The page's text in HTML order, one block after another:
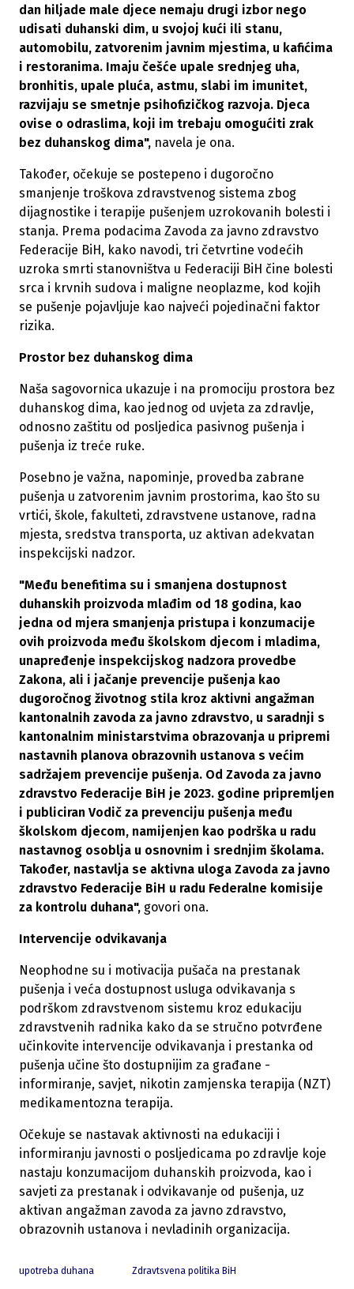
dan hiljade male djece nemaju drugi izbor nego
udisati duhanski dim, u svojoj kući ili stanu,
automobilu, zatvorenim javnim mjestima, u kafićima
i restoranima. Imaju češće upale srednjeg uha,
bronhitis, upale pluća, astmu, slabi im imunitet,
razvijaju se smetnje psihofizičkog razvoja. Djeca
ovise o odraslima, koji im trebaju omogućiti zrak
bez duhanskog dima", navela je ona.
Također, očekuje se postepeno i dugoročno
smanjenje troškova zdravstvenog sistema zbog
dijagnostike i terapije pušenjem uzrokovanih bolesti i
stanja. Prema podacima Zavoda za javno zdravstvo
Federacije BiH, kako navodi, tri četvrtine vodećih
uzroka smrti stanovništva u Federaciji BiH čine bolesti
srca i krvnih sudova i maligne neoplazme, kod kojih
se pušenje pojavljuje kao najveći pojedinačni faktor
rizika.
Prostor bez duhanskog dima
Naša sagovornica ukazuje i na promociju prostora bez
duhanskog dima, kao jednog od uvjeta za zdravlje,
odnosno zaštitu od posljedica pasivnog pušenja i
pušenja iz treće ruke.
Posebno je važna, napominje, provedba zabrane
pušenja u zatvorenim javnim prostorima, kao što su
vrtići, škole, fakulteti, zdravstvene ustanove, radna
mjesta, sredstva transporta, uz aktivan adekvatan
inspekcijski nadzor.
"Među benefitima su i smanjena dostupnost
duhanskih proizvoda mlađim od 18 godina, kao
jedna od mjera smanjenja pristupa i konzumacije
ovih proizvoda među školskom djecom i mladima,
unapređenje inspekcijskog nadzora provedbe
Zakona, ali i jačanje prevencije pušenja kao
dugoročnog životnog stila kroz aktivni angažman
kantonalnih zavoda za javno zdravstvo, u saradnji s
kantonalnim ministarstvima obrazovanja u pripremi
nastavnih planova obrazovnih ustanova s većim
sadržajem prevencije pušenja. Od Zavoda za javno
zdravstvo Federacije BiH je 2023. godine pripremljen
i publiciran Vodič za prevenciju pušenja među
školskom djecom, namijenjen kao podrška u radu
nastavnog osoblja u osnovnim i srednjim školama.
Također, nastavlja se aktivna uloga Zavoda za javno
zdravstvo Federacije BiH u radu Federalne komisije
za kontrolu duhana", govori ona.
Intervencije odvikavanja
Neophodne su i motivacija pušača na prestanak
pušenja i veća dostupnost usluga odvikavanja s
podrškom zdravstvenom sistemu kroz edukaciju
zdravstvenih radnika kako da se stručno potvrđene
učinkovite intervencije odvikavanja i prestanka od
pušenja učine što dostupnijim za građane -
informiranje, savjet, nikotin zamjenska terapija (NZT)
medikamentozna terapija.
Očekuje se nastavak aktivnosti na edukaciji i
informiranju javnosti o posljedicama po zdravlje koje
nastaju konzumacijom duhanskih proizvoda, kao i
savjeti za prestanak i odvikavanje od pušenja, uz
aktivan angažman zavoda za javno zdravstvo,
obrazovnih ustanova i nevladinih organizacija.
upotreba duhana Zdravtsvena politika BiH